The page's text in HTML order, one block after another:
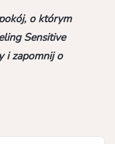
o którym
Sensitive
i zapomnij o